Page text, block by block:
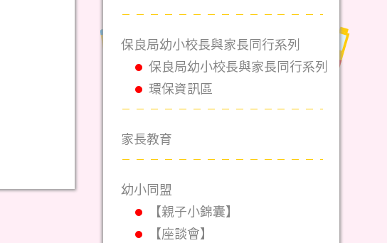
保良局幼小校長與家長同行系列
保良局幼小校長與家長同行系列
環保資訊區
家長教育
幼小同盟
【親子小錦囊】
【座談會】